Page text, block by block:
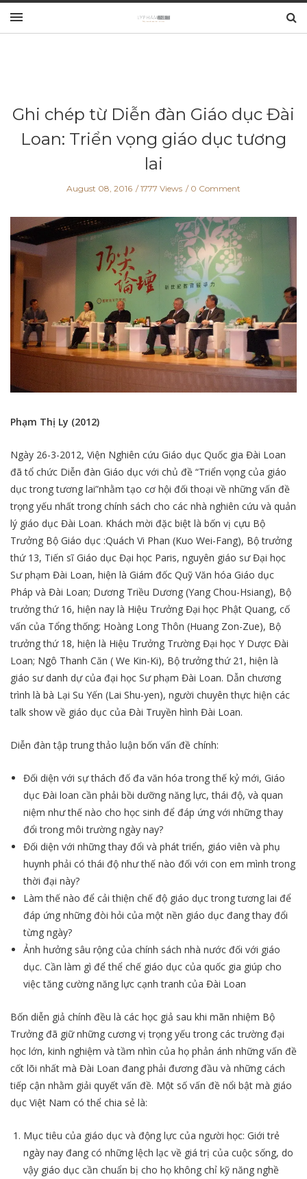
Ghi chép từ Diễn đàn Giáo dục Đài
Loan: Triển vọng giáo dục tương
lai
August 08, 2016 1777 Views 0 Comment
Phạm Thị Ly (2012)
Ngày 26-3-2012, Viện Nghiên cứu Giáo dục Quốc gia Đài Loan
đã tổ chức Diễn đàn Giáo dục với chủ đề “Triển vọng của giáo
dục trong tương lai”nhằm tạo cơ hội đối thoại về những vấn đề
trọng yếu nhất trong chính sách cho các nhà nghiên cứu và quản
lý giáo dục Đài Loan. Khách mời đặc biệt là bốn vị cựu Bộ
Trưởng Bộ Giáo dục :Quách Vi Phan (Kuo Wei-Fang), Bộ trưởng
thứ 13, Tiến sĩ Giáo dục Đại học Paris, nguyên giáo sư Đại học
Sư phạm Đài Loan, hiện là Giám đốc Quỹ Văn hóa Giáo dục
Pháp và Đài Loan; Dương Triều Dương (Yang Chou-Hsiang), Bộ
trưởng thứ 16, hiện nay l­­­à Hiệu Trưởng Đại học Phật Quang, cố
vấn của Tổng thống; Hoàng Long Thôn (Huang Zon-Zue), Bộ
trưởng thứ 18, hiện là Hiệu Trưởng Trường Đại học Y Dược Đài
Loan; Ngô Thanh Căn ( We Kin-Ki), Bộ trưởng thứ 21, hiệ­­­n là
giáo sư danh dự của đại học Sư phạm Đài Loan. Dẫn chương
trình là bà Lại Su Yến (Lai Shu-yen), người chuyên thực hiện các
talk show về giáo dục của Đài Truyền hình Đài Loan.
Diễn đàn tập trung thảo luận bốn vấn đề chính:
Đối diện với sự thách đố đa văn hóa trong thế kỷ mới, G­­iáo
dục Đài loan cần phải bồi dưỡng năng lực, thái độ, và quan
niệm như thế nào cho học sinh để đáp ứng với những thay
đổi trong môi trường ngày nay?
Đối diện với những thay đổi và phát triển, giáo viên và phụ
huynh phải có thái độ như thế nào đối với con em mình trong
thời đại này?
Làm thế nào để cải thiện chế độ giáo dục trong tương lai để
đáp ứng những đòi hỏi của một nền giáo dục đang thay đổi
từng ngày?
Ảnh hưởng sâu rộng của chính sách nhà nước đối với giáo
dục. Cần làm gì để thể chế giáo dục của quốc gia giúp cho
việc tăng cường năng lực cạnh tranh của Đài Loan
Bốn diễn giả chính đều là các học giả sau khi mãn nhiệm Bộ
Trưởng đã giữ những cương vị trọng yếu trong các trường đại
học lớn, kinh nghiệm và tầm nhìn của họ phản ánh những vấn đề
cốt lõi nhất mà Đài Loan đang phải đương đầu và những cách
tiếp cận nhằm giải quyết vấn đề. Một số vấn đề nổi bật mà giáo
dục Việt Nam có thể chia sẻ là:
Mục tiêu của giáo dục và động lực của người học: Giới trẻ
ngày nay đang có những lệch lạc về giá trị của cuộc sống, do
vậy giáo dục cần chuẩn bị cho họ không chỉ kỹ năng nghề